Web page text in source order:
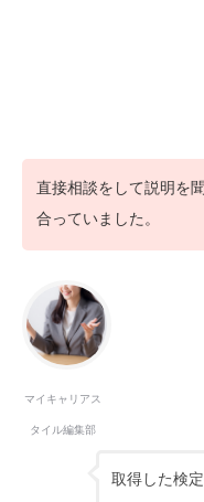
直接相談をして説明を
合っていました。
マイキャリアス
タイル編集部
取得した検